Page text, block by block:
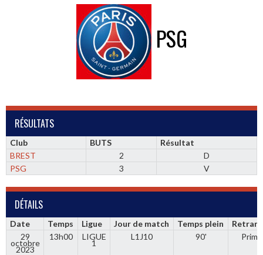
PSG
RÉSULTATS
Club BUTS
Résultat
BREST
2
D
PSG
3 V
DÉTAILS
Date Temps Ligue Jour de match Temps plein
29
octobre
2023
13h00 LIGUE
1
L1J10 90'